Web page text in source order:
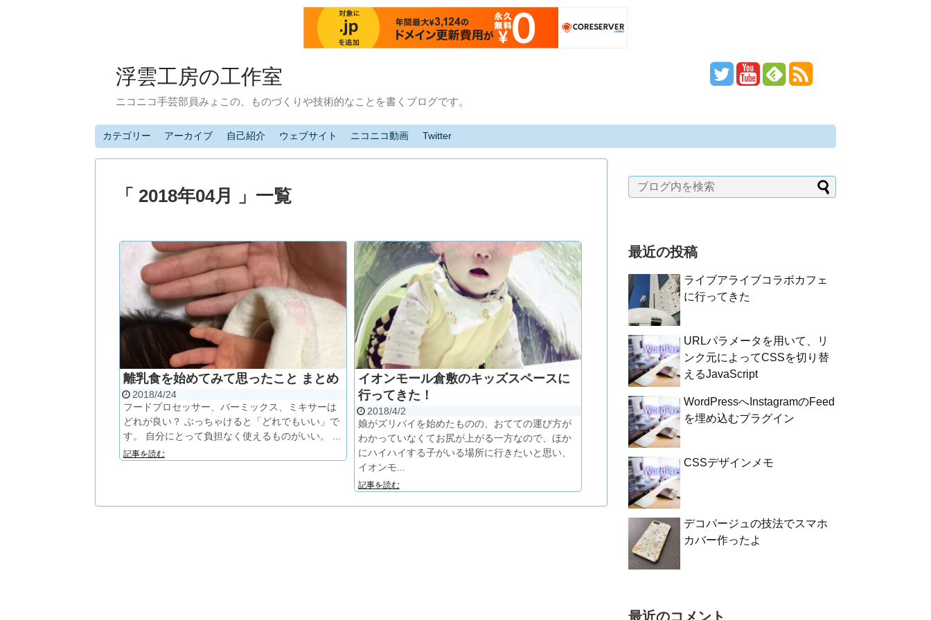
浮雲工房の工作室
ニコニコ手芸部員みょこの、ものづくりや技術的なことを書くブログです。
カテゴリー アーカイブ 自己紹介 ウェブサイト ニコニコ動画 Twitter
「 2018年04月 」一覧
離乳食を始めてみて思ったこと まとめ
2018/4/24
フードプロセッサー、バーミックス、ミキサーは
どれが良い？ ぶっちゃけると「どれでもいい」で
す。 自分にとって負担なく使えるものがいい。 ...
記事を読む
イオンモール倉敷のキッズスペースに
行ってきた！
2018/4/2
娘がズリバイを始めたものの、おてての運び方が
わかっていなくてお尻が上がる一方なので、ほか
にハイハイする子がいる場所に行きたいと思い、
イオンモ...
記事を読む
最近の投稿
ライブアライブコラボカフェ
に行ってきた
URLパラメータを用いて、リ
ンク元によってCSSを切り替
えるJavaScript
WordPressへInstagramのFeed
を埋め込むプラグイン
CSSデザインメモ
デコパージュの技法でスマホ
カバー作ったよ
最近のコメント